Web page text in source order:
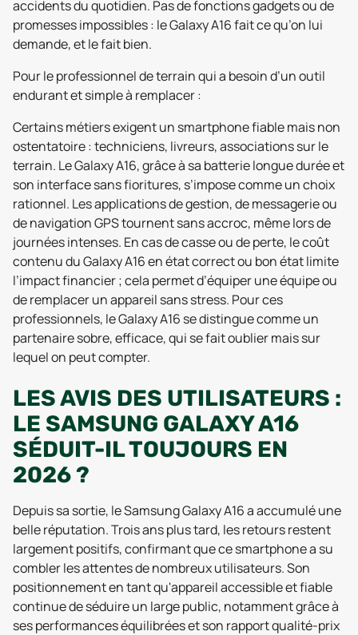
accidents du quotidien. Pas de fonctions gadgets ou de
promesses impossibles : le Galaxy A16 fait ce qu’on lui
demande, et le fait bien.
Pour le professionnel de terrain qui a besoin d’un outil
endurant et simple à remplacer :
Certains métiers exigent un smartphone fiable mais non
ostentatoire : techniciens, livreurs, associations sur le
terrain. Le Galaxy A16, grâce à sa batterie longue durée et
son interface sans fioritures, s’impose comme un choix
rationnel. Les applications de gestion, de messagerie ou
de navigation GPS tournent sans accroc, même lors de
journées intenses. En cas de casse ou de perte, le coût
contenu du Galaxy A16 en état correct ou bon état limite
l’impact financier ; cela permet d’équiper une équipe ou
de remplacer un appareil sans stress. Pour ces
professionnels, le Galaxy A16 se distingue comme un
partenaire sobre, efficace, qui se fait oublier mais sur
lequel on peut compter.
LES AVIS DES UTILISATEURS :
LE SAMSUNG GALAXY A16
SÉDUIT-IL TOUJOURS EN
2026 ?
Depuis sa sortie, le Samsung Galaxy A16 a accumulé une
belle réputation. Trois ans plus tard, les retours restent
largement positifs, confirmant que ce smartphone a su
combler les attentes de nombreux utilisateurs. Son
positionnement en tant qu'appareil accessible et fiable
continue de séduire un large public, notamment grâce à
ses performances équilibrées et son rapport qualité-prix